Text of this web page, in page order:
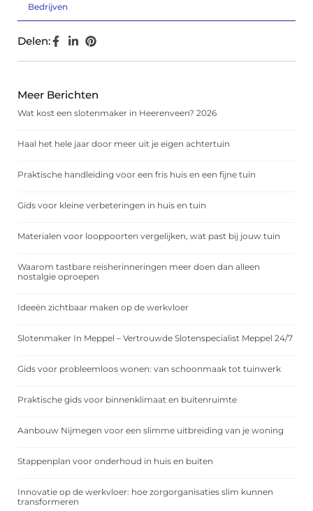
Bedrijven
Delen:
Meer Berichten
Wat kost een slotenmaker in Heerenveen? 2026
Haal het hele jaar door meer uit je eigen achtertuin
Praktische handleiding voor een fris huis en een fijne tuin
Gids voor kleine verbeteringen in huis en tuin
Materialen voor looppoorten vergelijken, wat past bij jouw tuin
Waarom tastbare reisherinneringen meer doen dan alleen
nostalgie oproepen
Ideeën zichtbaar maken op de werkvloer
Slotenmaker In Meppel – Vertrouwde Slotenspecialist Meppel 24/7
Gids voor probleemloos wonen: van schoonmaak tot tuinwerk
Praktische gids voor binnenklimaat en buitenruimte
Aanbouw Nijmegen voor een slimme uitbreiding van je woning
Stappenplan voor onderhoud in huis en buiten
Innovatie op de werkvloer: hoe zorgorganisaties slim kunnen
transformeren